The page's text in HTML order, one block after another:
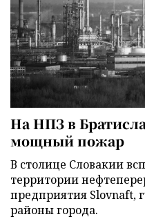
На НПЗ в
мощный пожар
В столице Словакии
территории
предприятия Slovnaft,
районы города.